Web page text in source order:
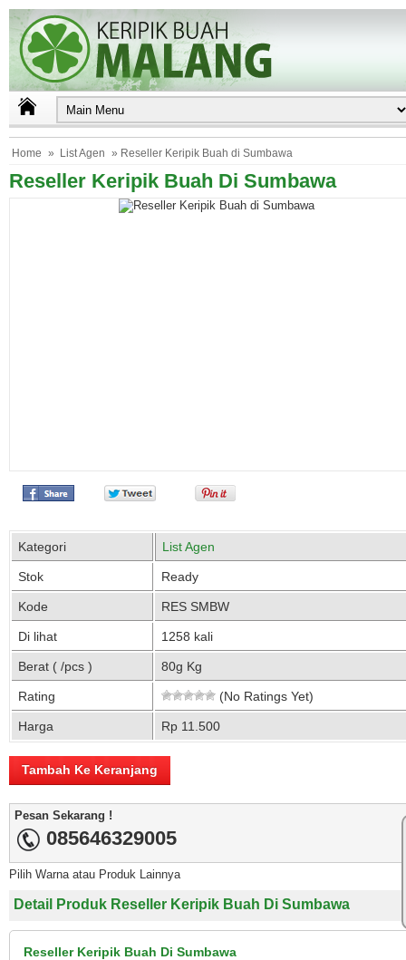
Home » List Agen » Reseller Keripik Buah di Sumbawa
Reseller Keripik Buah Di Sumbawa
Kategori List Agen
Stok Ready
Kode RES SMBW
Di lihat 1258 kali
Berat ( /pcs ) 80g Kg
Rating (No Ratings Yet)
Harga Rp 11.500
Pesan Sekarang !
085646329005
Pilih Warna atau Produk Lainnya
Detail Produk Reseller Keripik Buah Di Sumbawa
Reseller Keripik Buah Di Sumbawa